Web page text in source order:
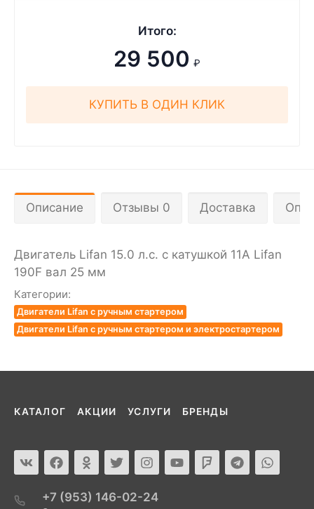
Итого:
29 500 ₽
КУПИТЬ В ОДИН КЛИК
Описание Отзывы 0 Доставка
Двигатель Lifan 15.0 л.с. с катушкой 11А Lifan
190F вал 25 мм
Категории:
Двигатели Lifan с ручным стартером
Двигатели Lifan с ручным стартером и электростартером
КАТАЛОГ АКЦИИ УСЛУГИ БРЕНДЫ
+7 (953) 146-02-24